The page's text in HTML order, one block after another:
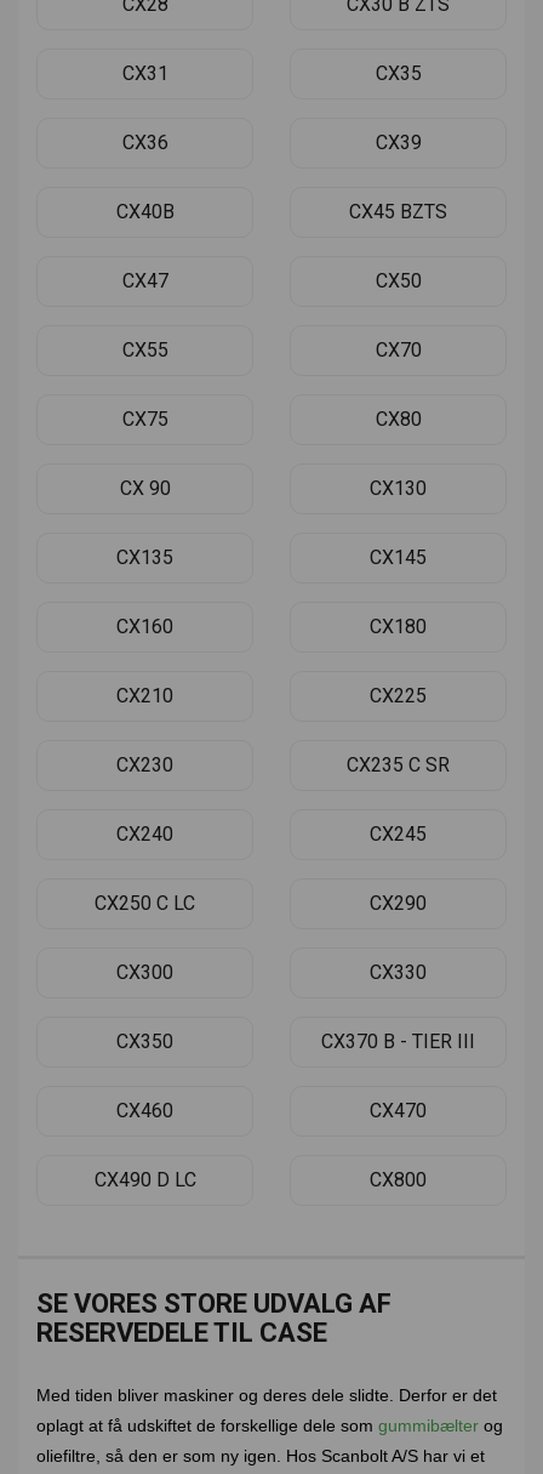
CX31 CX35
CX36 CX39
CX40B CX45 BZTS
CX47 CX50
CX55 CX70
CX75 CX80
CX 90 CX130
CX135 CX145
CX160 CX180
CX210 CX225
CX230 CX235 C SR
CX240 CX245
CX250 C LC CX290
CX300 CX330
CX350 CX370 B - TIER III
CX460 CX470
CX490 D LC CX800
SE VORES STORE UDVALG AF
RESERVEDELE TIL CASE
Med tiden bliver maskiner og deres dele slidte. Derfor er det
oplagt at få udskiftet de forskellige dele som gummibælter og
oliefiltre, så den er som ny igen. Hos Scanbolt A/S har vi et